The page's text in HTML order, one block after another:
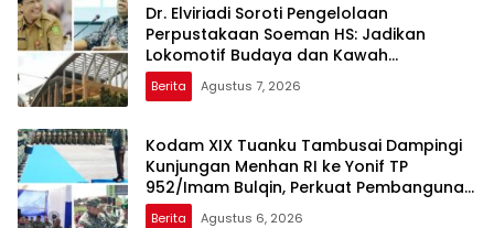
Dr. Elviriadi Soroti Pengelolaan
Perpustakaan Soeman HS: Jadikan
Lokomotif Budaya dan Kawah
Candradimuka Intelektual
Berita Agustus 7, 2026
Kodam XIX Tuanku Tambusai Dampingi
Kunjungan Menhan RI ke Yonif TP
952/Imam Bulqin, Perkuat Pembangunan
Satuan
Berita Agustus 6, 2026